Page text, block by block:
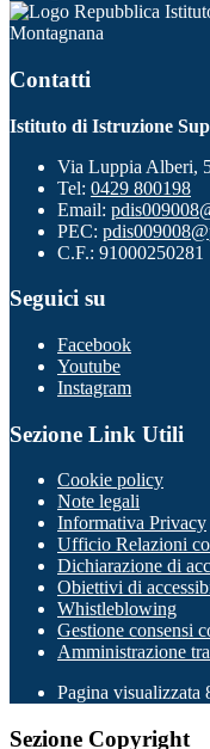
Montagnana
Contatti
Istituto di Istruzione
Via Luppia Alberi,
Tel: 0429 800198
Email:
PEC:
C.F.: 91000250281
Seguici su
Facebook
Youtube
Instagram
Sezione Link Utili
Cookie policy
Note legali
Informativa Privacy
Ufficio Relazioni
Dichiarazione di
Obiettivi di
Whistleblowing
Gestione consensi
Amministrazione
Pagina visualizzata
Sezione Copyright